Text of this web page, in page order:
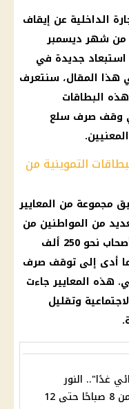
الداخلية عن إيقاف
من شهر ديسمبر
استبعاد جديدة في
هذا المقال، سنتعرف
البطاقات
وقف صرف سلع
التموينية من
2024، بدأ تطبيق مجموعة من المعايير
من المواطنين من
منظومة الدعم التمويني. وفوجئ أصحاب نحو 250 ألف
أدى إلى توقف صرف
هذه المعايير جاءت
وتقليل
غدًا".. النور
هيفصل عليكم بكرة من 8 صباحًا حتى 12